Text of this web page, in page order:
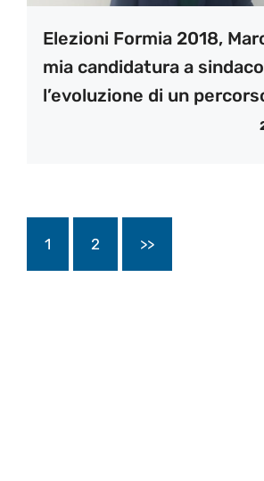
Elezioni Formia 2018,
mia candidatura a
l’evoluzione di un
1 2 >>